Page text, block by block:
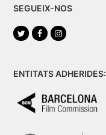
SEGUEIX-NOS
TwitterFacebookInstagram
ENTITATS ADHERIDES: